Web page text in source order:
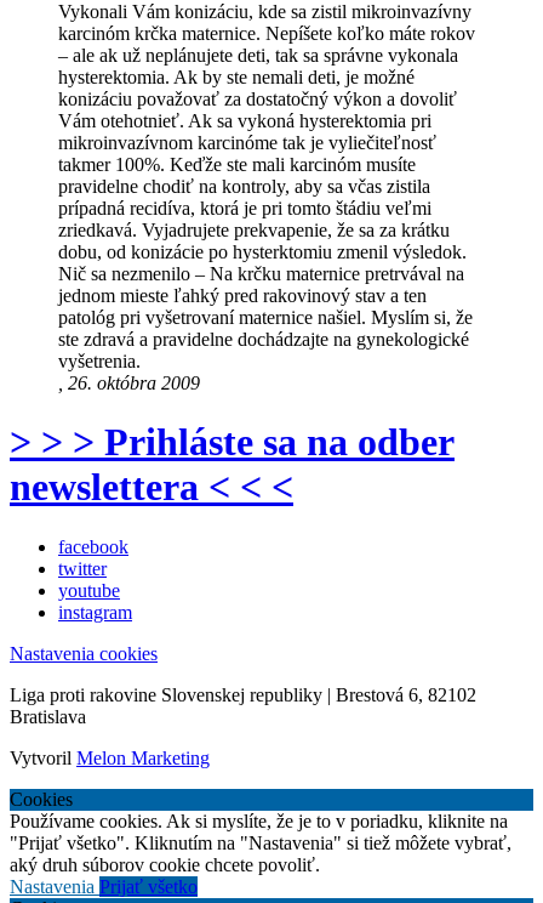
Vykonali Vám konizáciu, kde sa zistil mikroinvazívny
karcinóm krčka maternice. Nepíšete koľko máte rokov
– ale ak už neplánujete deti, tak sa správne vykonala
hysterektomia. Ak by ste nemali deti, je možné
konizáciu považovať za dostatočný výkon a dovoliť
Vám otehotnieť. Ak sa vykoná hysterektomia pri
mikroinvazívnom karcinóme tak je vyliečiteľnosť
takmer 100%. Keďže ste mali karcinóm musíte
pravidelne chodiť na kontroly, aby sa včas zistila
prípadná recidíva, ktorá je pri tomto štádiu veľmi
zriedkavá. Vyjadrujete prekvapenie, že sa za krátku
dobu, od konizácie po hysterktomiu zmenil výsledok.
Nič sa nezmenilo – Na krčku maternice pretrvával na
jednom mieste ľahký pred rakovinový stav a ten
patológ pri vyšetrovaní maternice našiel. Myslím si, že
ste zdravá a pravidelne dochádzajte na gynekologické
vyšetrenia.
, 26. októbra 2009
> > > Prihláste sa na odber
newslettera < < <
facebook
twitter
youtube
instagram
Nastavenia cookies
Liga proti rakovine Slovenskej republiky | Brestová 6, 82102
Bratislava
Vytvoril Melon Marketing
Cookies
Používame cookies. Ak si myslíte, že je to v poriadku, kliknite na
"Prijať všetko". Kliknutím na "Nastavenia" si tiež môžete vybrať,
aký druh súborov cookie chcete povoliť.
Nastavenia Prijať všetko